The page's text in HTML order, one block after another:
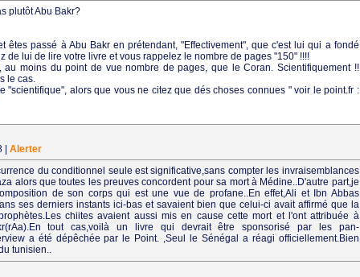
plutôt Abu Bakr?
êtes passé à Abu Bakr en prétendant, "Effectivement", que c'est lui qui a fondé
de lui de lire votre livre et vous rappelez le nombre de pages "150" !!!!
moins du point de vue nombre de pages, que le Coran. Scientifiquement !!
le cas.
"scientifique", alors que vous ne citez que dés choses connues " voir le point.fr :
Alerter
du conditionnel seule est significative,sans compter les invraisemblances
alors que toutes les preuves concordent pour sa mort à Médine..D'autre part,je
de son corps qui est une vue de profane..En effet,Ali et Ibn Abbas
ses derniers instants ici-bas et savaient bien que celui-ci avait affirmé que la
chiites avaient aussi mis en cause cette mort et l'ont attribuée à
tout cas,voilà un livre qui devrait être sponsorisé par les pan-
a été dépêchée par le Point. ,Seul le Sénégal a réagi officiellement.Bien
tunisien..